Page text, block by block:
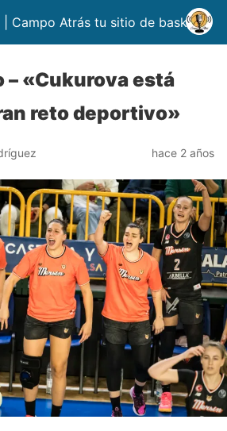
| Campo Atrás tu sitio de basket
– «Cukurova está
reto deportivo»
hace 2 años